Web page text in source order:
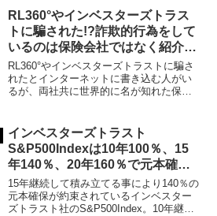
契約するとプエルトリコ発行の証券にな
っている。
RL360°やインベスターズトラス
トに騙された!?詐欺的行為をして
いるのは保険会社ではなく紹介者
や仲介会社！
RL360°やインベスターズトラストに騙さ
れたとインターネットに書き込む人がい
るが、両社共に世界的に名が知れた保険
繋がる事が重要で、そうすれば騙される
事なく情報を正しく得られる。
インベスターズトラスト
S&P500Indexは10年100％、15
年140％、20年160％で元本確保
のラインアップ！
15年継続して積み立てる事により140％の
元本確保が約束されているインベスター
ズトラスト社のS&P500Index。10年継続